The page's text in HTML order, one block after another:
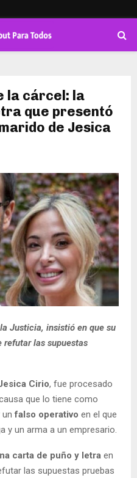
la cárcel: la
que presentó
de Jesica
Justicia, insistió en que su
las supuestas
Cirio, fue procesado
que lo tiene como
unfalso operativo en el que
y un arma a un empresario.
carta de puño y letra en
las supuestas pruebas